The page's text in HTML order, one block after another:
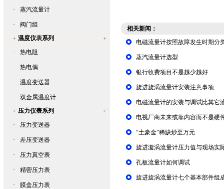
· 蒸汽流量计
·
阀门组
温度仪表系列
·
热电阻
· 热电偶
· 温度变送器
·
双金属温度计
压力仪表系列
·
压力变送器
· 差压变送器
· 压力真空表
· 精密压力表
· 膜盒压力表
相关新闻：
电磁流量计按照故障发生时期分
蒸汽流量计选型
银行收费项目不是越少越好
旋进旋涡流量计安装注意事项
电磁流量计的安装与调试比其它
电视厂商未来或靠内容而不是硬
“土豪金”稀缺炒至万元
旋进漩涡流量计压力值与现场实
孔板流量计如何调试
旋进旋涡流量计七个基本部件组